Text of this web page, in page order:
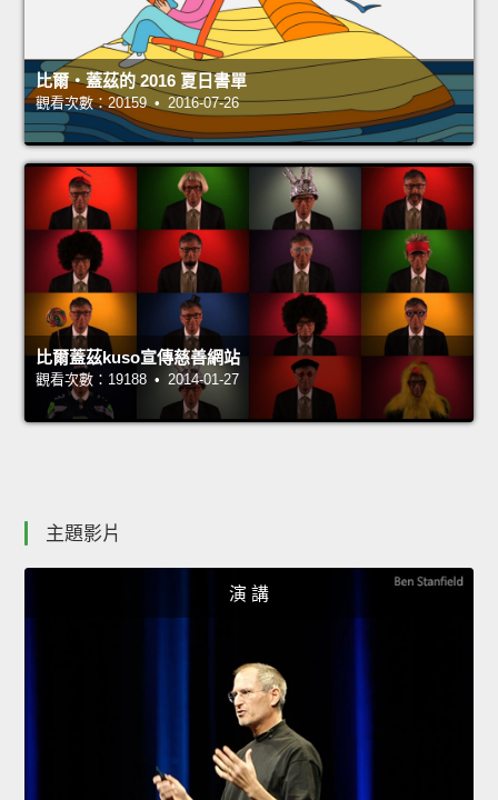
比爾‧蓋茲的 2016 夏日書單
觀看次數：20159 • 2016-07-26
比爾蓋茲kuso宣傳慈善網站
觀看次數：19188 • 2014-01-27
主題影片
演 講